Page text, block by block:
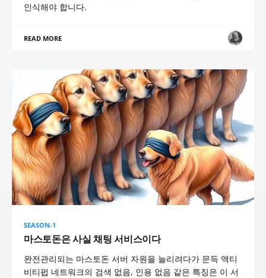
인식해야 합니다.
READ MORE
SEASON-1
마스토돈은 사실 채팅 서비스이다
완전관리되는 마스토돈 서버 자원을 늘리려다가 문득 액티
비티펍 네트워크의 검색 없음, 인용 없음 같은 특징은 이 서